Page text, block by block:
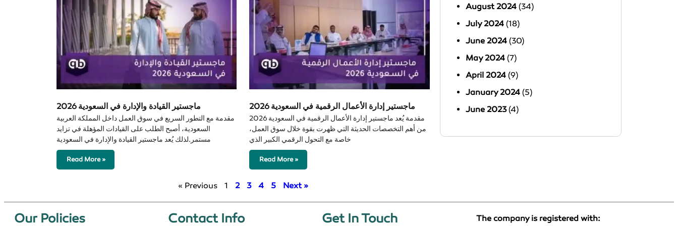
ماجستير القيادة والإدارة في السعودية 2026
مقدمة مع التطور السريع في سوق العمل داخل المملكة العربية
السعودية، أصبح الطلب على القيادات المؤهلة في تزايد
مستمر.لذلك يُعد ماجستير القيادة والإدارة في السعودية
Read More »
ماجستير إدارة الأعمال الرقمية في السعودية 2026
مقدمة يُعد ماجستير إدارة الأعمال الرقمية في السعودية 2026
من أهم التخصصات الحديثة التي ظهرت بقوة خلال سوق العمل،
خاصة مع التحول الرقمي الكبير الذي
Read More »
« Previous 1 2 3 4 5 Next »
August 2024(34)
July 2024(18)
June 2024(30)
May 2024(7)
April 2024(9)
January 2024(5)
June 2023(4)
Our Policies​ Contact Info​ Get In Touch The company is registered with: